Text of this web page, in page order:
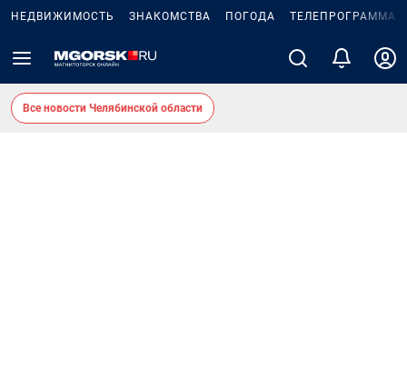
НЕДВИЖИМОСТЬ ЗНАКОМСТВА ПОГОДА ТЕЛЕПРОГРАММА
Все новости Челябинской области